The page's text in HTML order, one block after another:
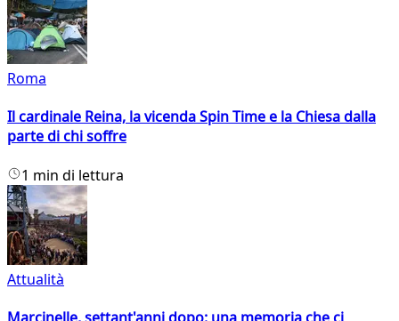
Roma
Il cardinale Reina, la vicenda Spin Time e la Chiesa dalla
parte di chi soffre
1 min di lettura
Attualità